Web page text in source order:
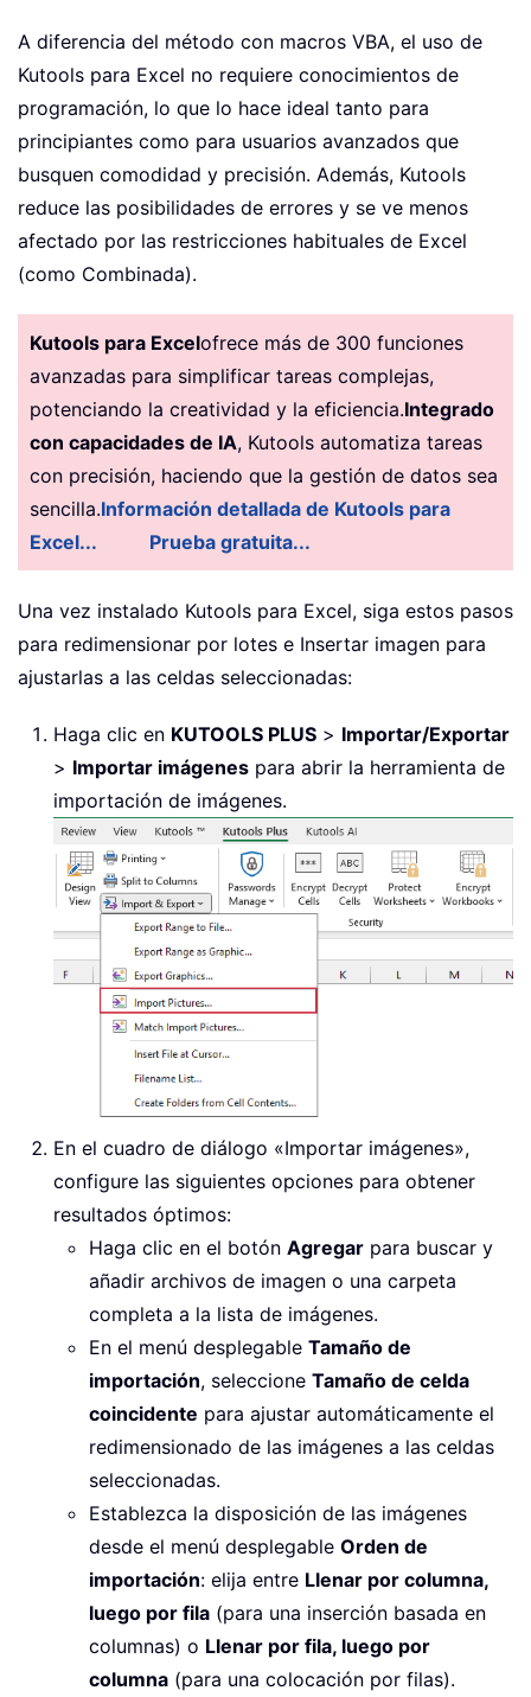
A diferencia del método con macros VBA, el uso de
Kutools para Excel no requiere conocimientos de
programación, lo que lo hace ideal tanto para
principiantes como para usuarios avanzados que
busquen comodidad y precisión. Además, Kutools
reduce las posibilidades de errores y se ve menos
afectado por las restricciones habituales de Excel
(como Combinada).
Kutools para Excelofrece más de 300 funciones
avanzadas para simplificar tareas complejas,
potenciando la creatividad y la eficiencia.Integrado
con capacidades de IA, Kutools automatiza tareas
con precisión, haciendo que la gestión de datos sea
sencilla.Información detallada de Kutools para
Excel...
Prueba gratuita...
Una vez instalado Kutools para Excel, siga estos pasos
para redimensionar por lotes e Insertar imagen para
ajustarlas a las celdas seleccionadas:
Haga clic en KUTOOLS PLUS > Importar/Exportar
> Importar imágenes para abrir la herramienta de
importación de imágenes.
En el cuadro de diálogo «Importar imágenes»,
configure las siguientes opciones para obtener
resultados óptimos:
Haga clic en el botón Agregar para buscar y
añadir archivos de imagen o una carpeta
completa a la lista de imágenes.
En el menú desplegable Tamaño de
importación, seleccione Tamaño de celda
coincidente para ajustar automáticamente el
redimensionado de las imágenes a las celdas
seleccionadas.
Establezca la disposición de las imágenes
desde el menú desplegable Orden de
importación: elija entre Llenar por columna,
luego por fila (para una inserción basada en
columnas) o Llenar por fila, luego por
columna (para una colocación por filas).